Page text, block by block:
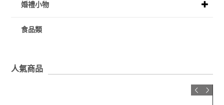
婚禮小物
食品類
人氣商品